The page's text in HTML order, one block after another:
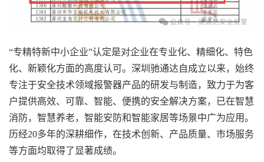
“专精特新中小企业”认定是对企业在专业化、精细化、特色
化、新颖化方面的高度认可。深圳驰通达自成立以来，始终
专注于安全技术领域报警器产品的研发与制造，致力于为客
户提供高效、可靠、智能、便携的安全解决方案，已在智慧
消防，智慧养老，智能安防和智能家居等场景中广为应用。
历经20多年的深耕细作，在技术创新、产品质量、市场服务
等方面均取得了显著成绩。